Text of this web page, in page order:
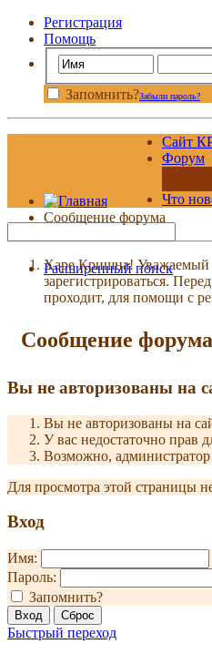
Регистрация
Помощь
Запомнить?Забыли пароль?
Сайт
Форум
Что
Расширенный поиск
Сообщение форума
Харе Кришна! Уважаемый
зарегистрироваться.
проходит, для помощи с
Сообщение форума
Вы не авторизованы на
Вы не авторизованы на
У вас недостаточно прав
Возможно,
Для просмотра этой страницы
Вход
Имя:
Пароль:
Запомнить?
Быстрый переход